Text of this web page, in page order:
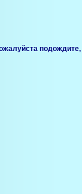
через 25 сек.